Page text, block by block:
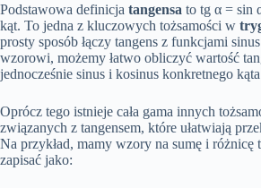
Podstawowa definicja tangensa to tg α = sin
kąt. To jedna z kluczowych tożsamości w
prosty sposób łączy tangens z funkcjami
wzorowi, możemy łatwo obliczyć wartość
jednocześnie sinus i kosinus konkretnego
Oprócz tego istnieje cała gama innych
związanych z tangensem, które ułatwiają
Na przykład, mamy wzory na sumę i różnicę
zapisać jako: